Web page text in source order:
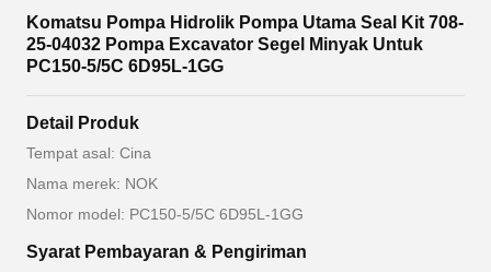
Komatsu Pompa Hidrolik Pompa Utama Seal Kit 708-
25-04032 Pompa Excavator Segel Minyak Untuk
PC150-5/5C 6D95L-1GG
Detail Produk
Tempat asal: Cina
Nama merek: NOK
Nomor model: PC150-5/5C 6D95L-1GG
Syarat Pembayaran & Pengiriman